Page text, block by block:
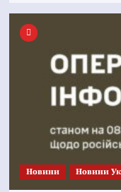
Новини Новини